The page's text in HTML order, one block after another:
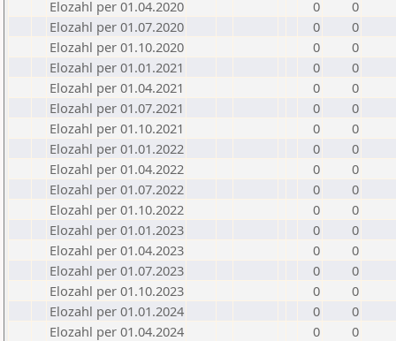
Elozahl per 01.04.2020
0
0
Elozahl per 01.07.2020
0
0
Elozahl per 01.10.2020
0
0
Elozahl per 01.01.2021
0
0
Elozahl per 01.04.2021
0
0
Elozahl per 01.07.2021
0
0
Elozahl per 01.10.2021
0
0
Elozahl per 01.01.2022
0
0
Elozahl per 01.04.2022
0
0
Elozahl per 01.07.2022
0
0
Elozahl per 01.10.2022
0
0
Elozahl per 01.01.2023
0
0
Elozahl per 01.04.2023
0
0
Elozahl per 01.07.2023
0
0
Elozahl per 01.10.2023
0
0
Elozahl per 01.01.2024
0
0
Elozahl per 01.04.2024
0
0